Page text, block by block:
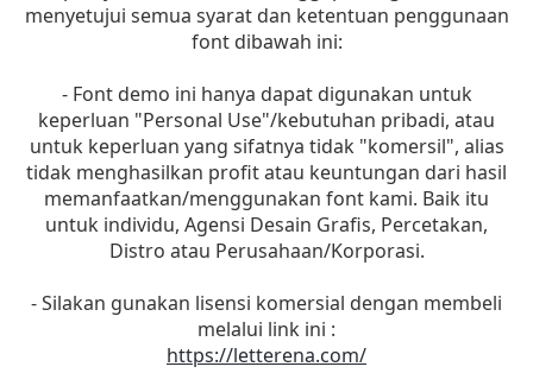
menyetujui semua syarat dan ketentuan penggunaan
font dibawah ini:
- Font demo ini hanya dapat digunakan untuk
keperluan "Personal Use"/kebutuhan pribadi, atau
untuk keperluan yang sifatnya tidak "komersil", alias
tidak menghasilkan profit atau keuntungan dari hasil
memanfaatkan/menggunakan font kami. Baik itu
untuk individu, Agensi Desain Grafis, Percetakan,
Distro atau Perusahaan/Korporasi.
- Silakan gunakan lisensi komersial dengan membeli
melalui link ini :
https://letterena.com/